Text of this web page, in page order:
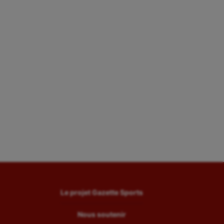
Le projet Gazette Sports
Nous soutenir